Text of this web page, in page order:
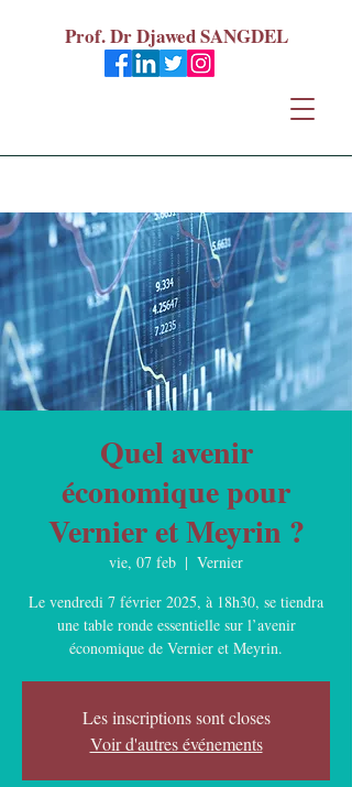
Prof. Dr Djawed SANGDEL
Quel avenir
économique pour
Vernier et Meyrin ?
vie, 07 feb
  |
Vernier
Le vendredi 7 février 2025, à 18h30, se tiendra
une table ronde essentielle sur l’avenir
économique de Vernier et Meyrin.
Les inscriptions sont closes
Voir d'autres événements